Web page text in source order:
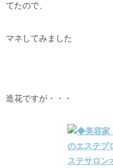
てたので、
マネしてみました
造花ですが・・・